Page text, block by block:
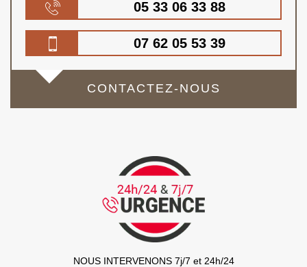
05 33 06 33 88
07 62 05 53 39
CONTACTEZ-NOUS
NOUS INTERVENONS 7j/7 et 24h/24